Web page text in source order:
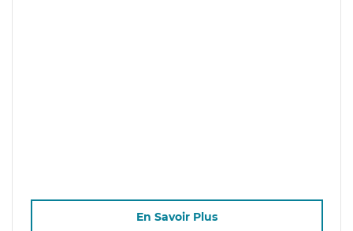
En Savoir Plus